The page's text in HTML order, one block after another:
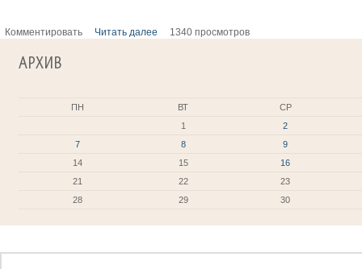
Комментировать Читать далее 1340 просмотров
АРХИВ
ПН ВТ
СР
1
2
7
8
9
14
15
16
21
22
23
28
29 30